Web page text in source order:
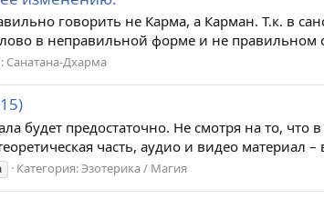
говорить не Карма, а Карман. Т.к. в
в неправильной форме и не
Санатана-Дхарма
будет предостаточно. Не смотря на то,
часть, аудио и видео материал –
Категория:Эзотерика / Магия